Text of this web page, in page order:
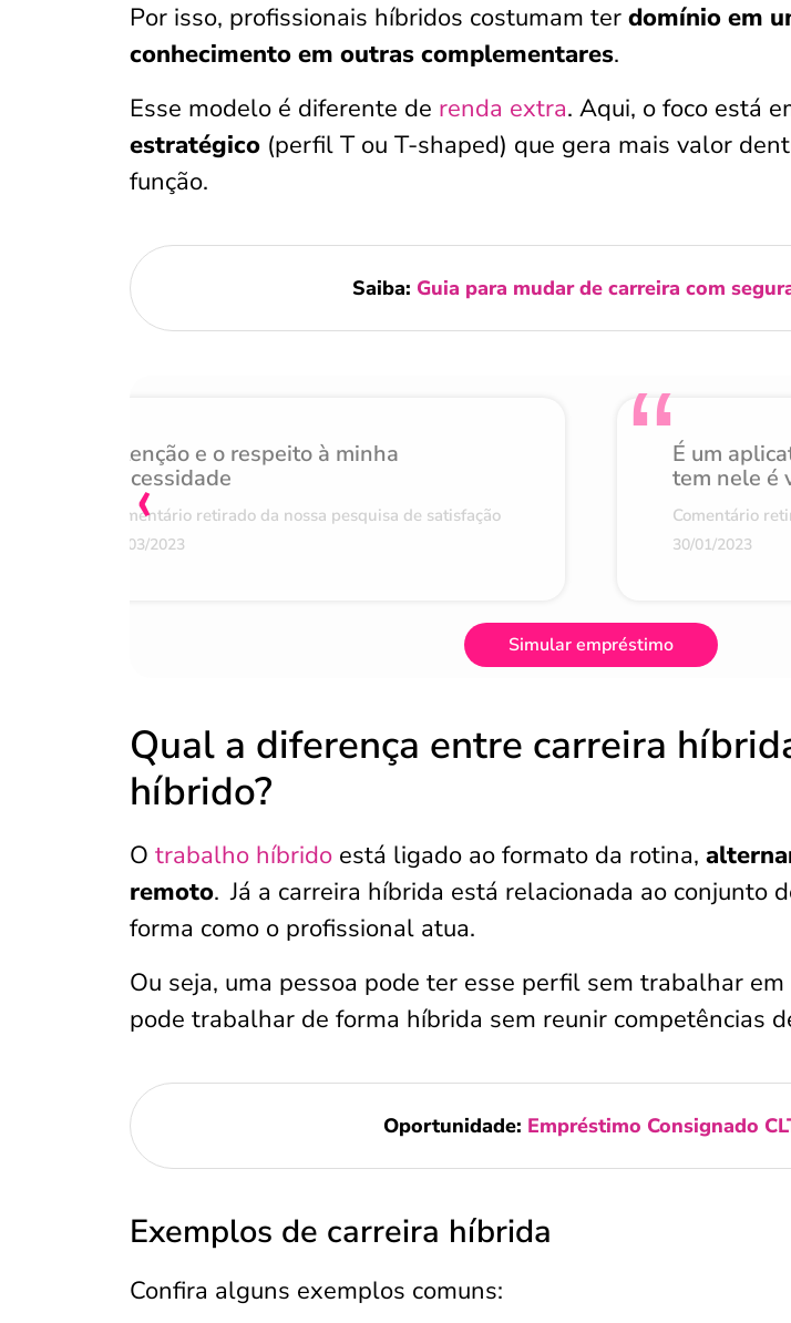
Por isso, profissionais híbridos costumam ter domínio em
conhecimento em outras complementares.
Esse modelo é diferente de renda extra. Aqui, o foco está
estratégico (perfil T ou T-shaped) que gera mais valor
função.
Saiba: Guia para mudar de carreira com
Atenção e o respeito à minha
necessidade
Comentário retirado da nossa pesquisa de satisfação
07/03/2023
É um
tem nele é
Comentário
30/01/2023
‹
Simular empréstimo
Qual a diferença entre carreira
híbrido?
O trabalho híbrido está ligado ao formato da rotina,
remoto. Já a carreira híbrida está relacionada ao conjunto
forma como o profissional atua.
Ou seja, uma pessoa pode ter esse perfil sem trabalhar em
pode trabalhar de forma híbrida sem reunir competências
Oportunidade: Empréstimo Consignado
Exemplos de carreira híbrida
Confira alguns exemplos comuns: